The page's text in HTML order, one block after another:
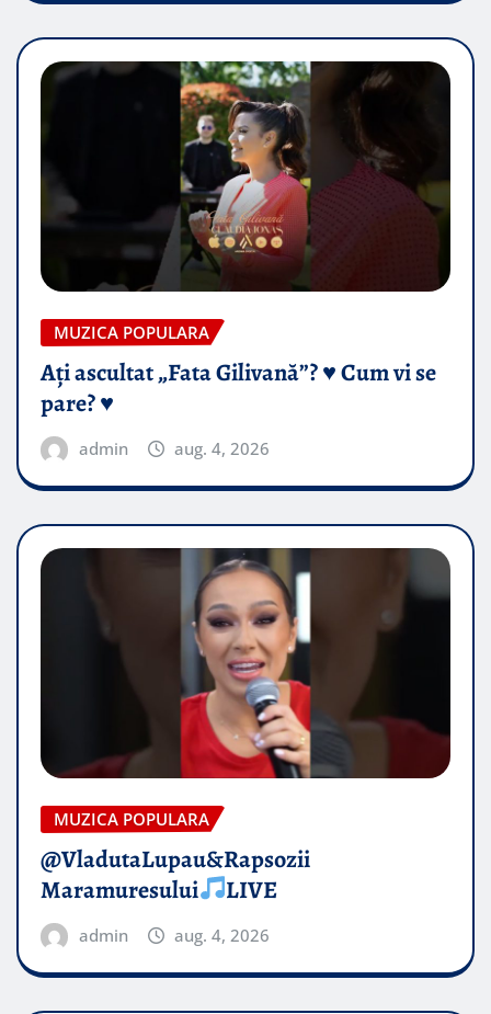
MUZICA POPULARA
Ați ascultat „Fata Gilivană”? ♥️ Cum vi se
pare? ♥️
admin aug. 4, 2026
MUZICA POPULARA
@VladutaLupau&Rapsozii
Maramuresului
LIVE
admin aug. 4, 2026